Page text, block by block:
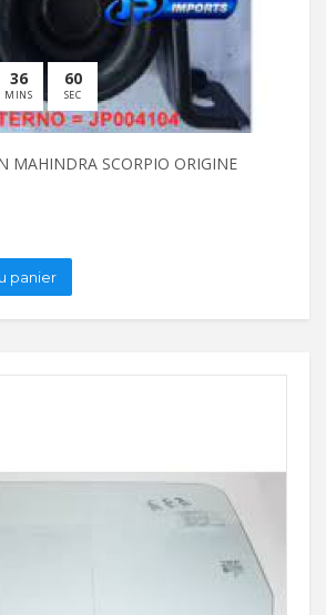
36
MINS
60
SEC
MAHINDRA SCORPIO ORIGINE
panier